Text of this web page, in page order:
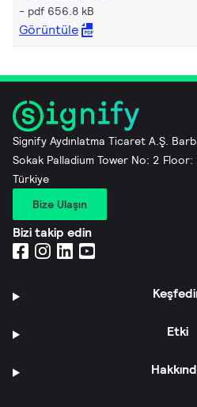
pdf 656.8 kB
Görüntüle
Signify Aydınlatma Ticaret A.Ş.
Sokak Palladium Tower No: 2
Türkiye
Bize Ulaşın
Bizi takip edin
Etki